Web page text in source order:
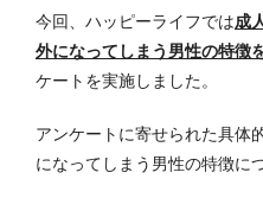
今回、ハッピーライフでは成
外になってしまう男性の特徴
ケートを実施しました。
アンケートに寄せられた具体
になってしまう男性の特徴に